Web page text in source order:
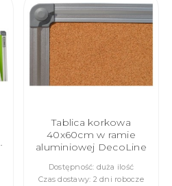
Tablica korkowa
40x60cm w ramie
aluminiowej DecoLine
Dostępność: duża ilość
Czas dostawy: 2 dni robocze